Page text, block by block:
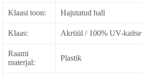
Klaasi toon: Hajutatud hall
Klaas: Akrüül / 100% UV-kaitse
Raami
materjal:
Plastik